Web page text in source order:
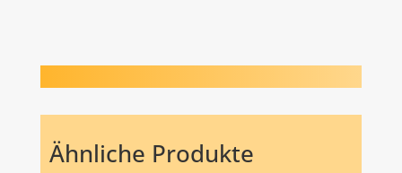
Ähnliche Produkte